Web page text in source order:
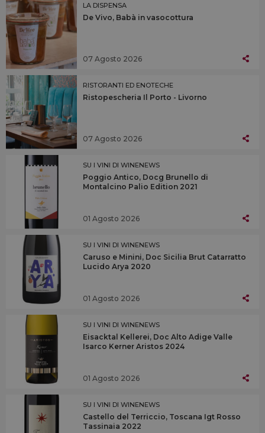
LA DISPENSA
De Vivo, Babà in vasocottura
07 Agosto 2026
RISTORANTI ED ENOTECHE
Ristopescheria Il Porto - Livorno
07 Agosto 2026
SU I VINI DI WINENEWS
Poggio Antico, Docg Brunello di
Montalcino Palio Edition 2021
01 Agosto 2026
SU I VINI DI WINENEWS
Caruso e Minini, Doc Sicilia Brut Catarratto
Lucido Arya 2020
01 Agosto 2026
SU I VINI DI WINENEWS
Eisacktal Kellerei, Doc Alto Adige Valle
Isarco Kerner Aristos 2024
01 Agosto 2026
SU I VINI DI WINENEWS
Castello del Terriccio, Toscana Igt Rosso
Tassinaia 2022